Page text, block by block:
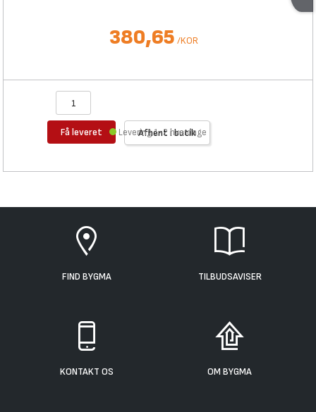
380,65 /KOR
Få leveret Afhent i butik
Levering 1-2 hverdage
FIND BYGMA TILBUDSAVISER
KONTAKT OS OM BYGMA